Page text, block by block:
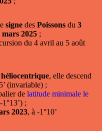
signe des Poissons du 3
2025 ;
du 4 avril au 5 août
héliocentrique, elle descend
(invariable) ;
de latitude minimale le
1°13’) ;
2023, à -1°10’